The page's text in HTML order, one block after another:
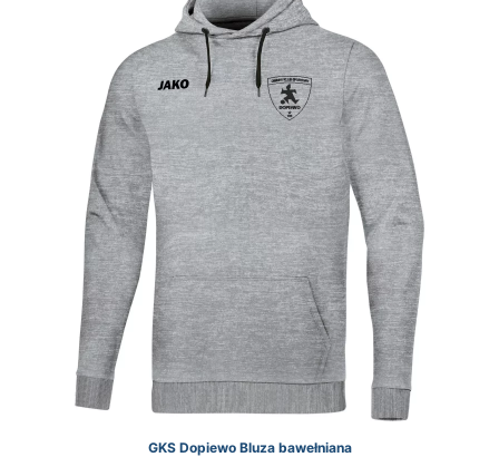
GKS Dopiewo Bluza bawełniana